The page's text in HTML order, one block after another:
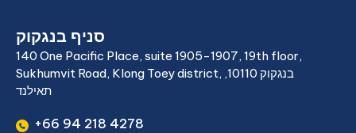
סניף בנגקוק
140 One Pacific Place, suite 1905-1907, 19th floor,
Sukhumvit Road, Klong Toey district, בנגקוק 10110,
תאילנד
+66 94 218 4278